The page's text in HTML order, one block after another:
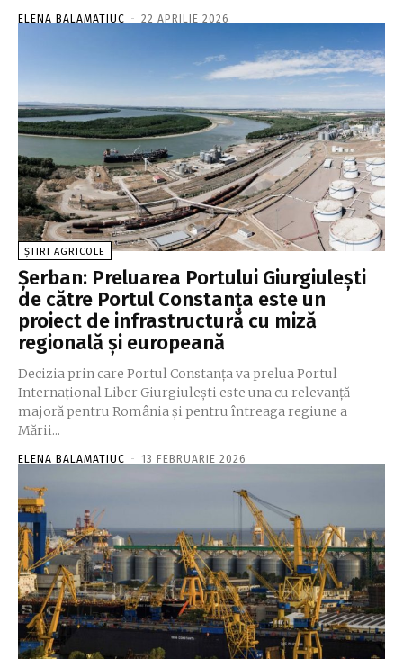
ELENA BALAMATIUC - 22 APRILIE 2026
ȘTIRI AGRICOLE
Şerban: Preluarea Portului Giurgiuleşti
de către Portul Constanţa este un
proiect de infrastructură cu miză
regională şi europeană
Decizia prin care Portul Constanţa va prelua Portul
Internaţional Liber Giurgiuleşti este una cu relevanţă
majoră pentru România şi pentru întreaga regiune a
Mării...
ELENA BALAMATIUC - 13 FEBRUARIE 2026